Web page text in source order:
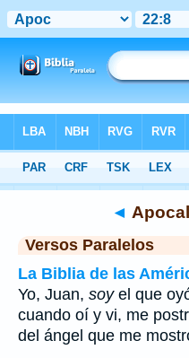
>Apocalipsis >Capítulo 22 > Verso 8
◄
Versos Paralelos
La Biblia de las
Yo, Juan, soyel que
cuando oí y vi, me
del ángel que me